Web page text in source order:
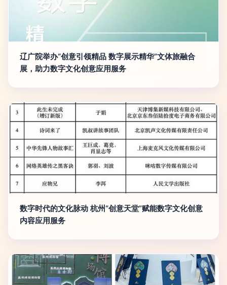
辽广院举办“创意引领精品 数字展示精华”文体旅融合
展，助力数字文化创意应用服务
数字时代的文化脉动 杭州“创意天堂”赋能数字文化创意
内容应用服务